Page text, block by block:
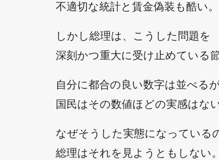
不適切な統計と賃金偽装も酷い。
しかし総理は、こうした問題を
深刻かつ重大に受け止めている
自分に都合の良い数字は並べるが
国民はその数値ほどの実感はない
なぜそうした実態になっている
総理はそれを見ようともしない。